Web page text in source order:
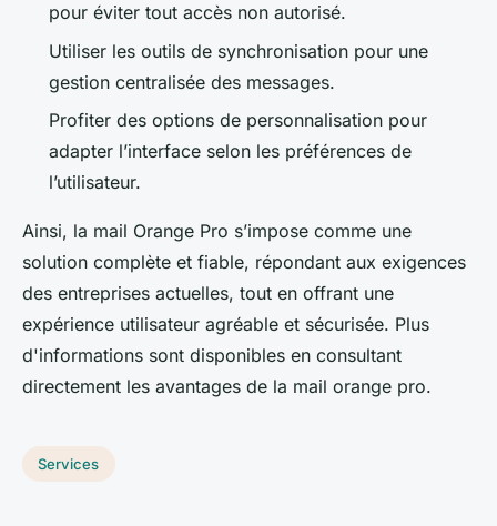
pour éviter tout accès non autorisé.
Utiliser les outils de synchronisation pour une
gestion centralisée des messages.
Profiter des options de personnalisation pour
adapter l’interface selon les préférences de
l’utilisateur.
Ainsi, la mail Orange Pro s’impose comme une
solution complète et fiable, répondant aux exigences
des entreprises actuelles, tout en offrant une
expérience utilisateur agréable et sécurisée. Plus
d'informations sont disponibles en consultant
directement les avantages de la mail orange pro.
Services